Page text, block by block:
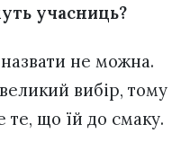
учасниць?
не можна.
вибір, тому
те, що їй до смаку.